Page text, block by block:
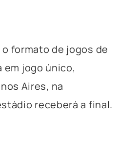
formato de jogos de
em jogo único,
Aires, na
receberá a final.